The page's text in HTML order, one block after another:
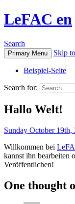
LeFAC en
Search
Primary Menu Skip
Beispiel-Seite
Search for:
Hallo Welt!
Sunday October 19th,
Willkommen bei
kannst ihn bearbeiten
Veröffentlichen!
One thought